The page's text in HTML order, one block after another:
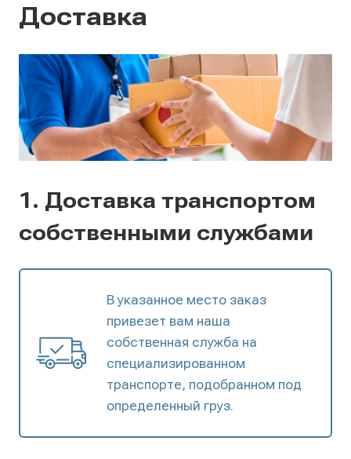
Доставка
1. Доставка транспортом
собственными службами
В указанное место заказ
привезет вам наша
собственная служба на
специализированном
транспорте, подобранном под
определенный груз.